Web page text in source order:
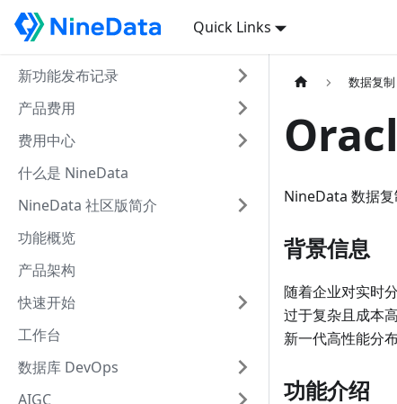
Quick Links
新功能发布记录
产品费用
费用中心
什么是 NineData
NineData 社区版简介
功能概览
产品架构
快速开始
工作台
数据库 DevOps
AIGC
数据复制
NineData 数据复
背景信息
随着企业对实时
过于复杂且成本
新一代高性能分
功能介绍